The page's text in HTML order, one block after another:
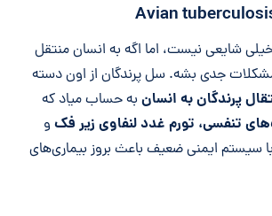
شایعی نیست، اما اگه به انسان منتقل
جدی بشه. سل پرندگان از اون دسته
پرندگان به انسان به حساب میاد که
تنفسی، تورم غدد لنفاوی زیر فک و
سیستم ایمنی ضعیف باعث بروز بیماری‌های